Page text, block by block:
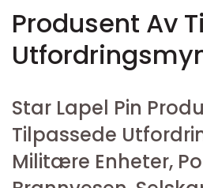
Produsent Av
Star Lapel Pin
Tilpassede
Militære Enheter,